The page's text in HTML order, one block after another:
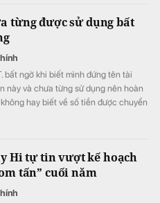
từng được sử dụng bất
bất ngờ khi biết mình đứng tên tài
này và chưa từng sử dụng nên hoàn
hay biết về số tiền được chuyển
Hi tự tin vượt kế hoạch
tấn” cuối năm